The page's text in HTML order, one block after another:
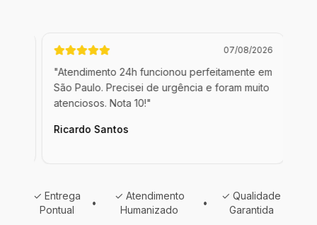
07/08/2026
"Atendimento 24h funcionou perfeitamente em
São Paulo. Precisei de urgência e foram muito
atenciosos. Nota 10!"
Ricardo Santos
✓ Entrega
Pontual
•
✓ Atendimento
Humanizado
•
✓ Qualidade
Garantida